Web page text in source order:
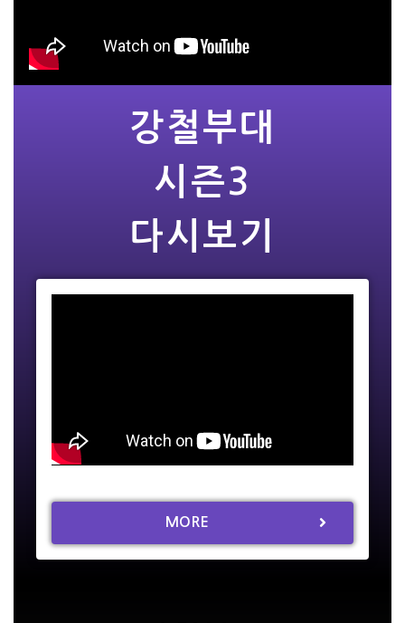
강철부대
시즌3
다시보기
MORE